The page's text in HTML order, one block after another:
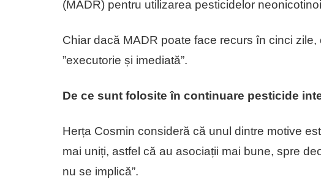
(MADR) pentru utilizarea pesticidelor
Chiar dacă MADR poate face recurs în cinci
”executorie și imediată”.
De ce sunt folosite în continuare pesticide
Herța Cosmin consideră că unul dintre motive
mai uniți, astfel că au asociații mai bune, spre
nu se implică”.